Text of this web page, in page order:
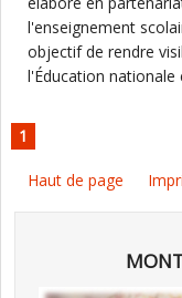
l'enseignement
objectif de rendre
l'Éducation nationale
1
Haut de page